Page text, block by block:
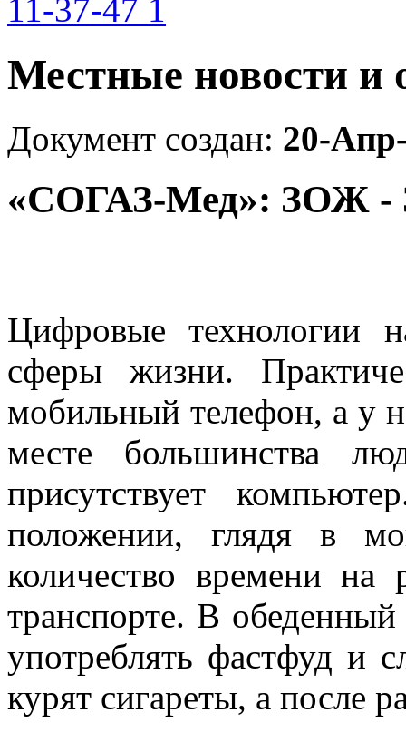
Местные новости и
Документ создан: 20-
«СОГАЗ-Мед»: ЗОЖ -
Цифровые технологии
сферы жизни.
мобильный телефон, а у
месте большинства
присутствует
положении, глядя в
количество времени на
транспорте. В
употреблять фастфуд и
курят сигареты, а после